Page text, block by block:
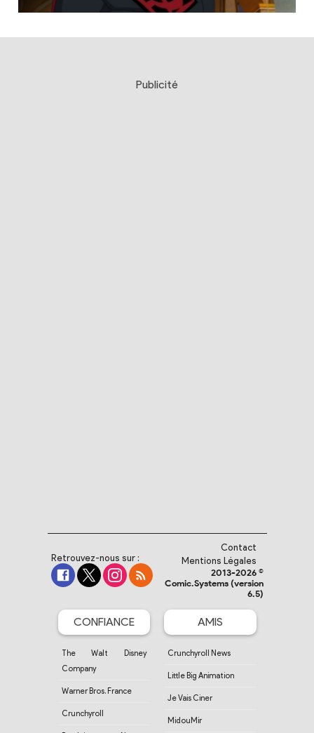
Publicité
Retrouvez-nous sur :
Contact
Mentions Légales
2013-2026 ©
Comic.Systems (version
6.5)
CONFIANCE
The Walt Disney
Company
Warner Bros. France
Crunchyroll
AMIS
Crunchyroll News
Little Big Animation
Je Vais Ciner
MidouMir